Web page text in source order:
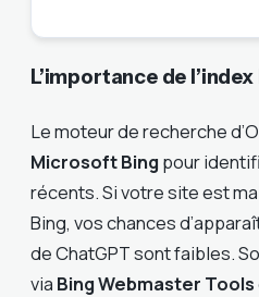
L’importance de
Le moteur de recherche
Microsoft Bing pour
récents. Si votre site est
Bing, vos chances
de ChatGPT sont faibles.
via Bing Webmaster Tools